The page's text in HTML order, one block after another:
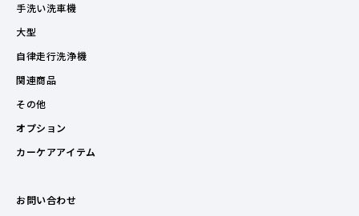
手洗い洗車機
大型
自律走行洗浄機
関連商品
その他
オプション
カーケアアイテム
お問い合わせ